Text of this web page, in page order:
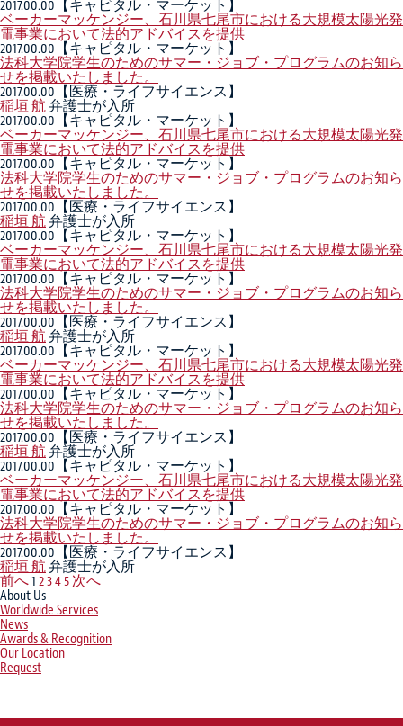
2017.00.00 【キャピタル・マーケット】
ベーカーマッケンジー、石川県七尾市における大規模太陽光発
電事業において法的アドバイスを提供
2017.00.00 【キャピタル・マーケット】
法科大学院学生のためのサマー・ジョブ・プログラムのお知ら
せを掲載いたしました。
2017.00.00 【医療・ライフサイエンス】
稲垣 航弁護士が入所
2017.00.00 【キャピタル・マーケット】
ベーカーマッケンジー、石川県七尾市における大規模太陽光発
電事業において法的アドバイスを提供
2017.00.00 【キャピタル・マーケット】
法科大学院学生のためのサマー・ジョブ・プログラムのお知ら
せを掲載いたしました。
2017.00.00 【医療・ライフサイエンス】
稲垣 航弁護士が入所
2017.00.00 【キャピタル・マーケット】
ベーカーマッケンジー、石川県七尾市における大規模太陽光発
電事業において法的アドバイスを提供
2017.00.00 【キャピタル・マーケット】
法科大学院学生のためのサマー・ジョブ・プログラムのお知ら
せを掲載いたしました。
2017.00.00 【医療・ライフサイエンス】
稲垣 航弁護士が入所
2017.00.00 【キャピタル・マーケット】
ベーカーマッケンジー、石川県七尾市における大規模太陽光発
電事業において法的アドバイスを提供
2017.00.00 【キャピタル・マーケット】
法科大学院学生のためのサマー・ジョブ・プログラムのお知ら
せを掲載いたしました。
2017.00.00 【医療・ライフサイエンス】
稲垣 航弁護士が入所
2017.00.00 【キャピタル・マーケット】
ベーカーマッケンジー、石川県七尾市における大規模太陽光発
電事業において法的アドバイスを提供
2017.00.00 【キャピタル・マーケット】
法科大学院学生のためのサマー・ジョブ・プログラムのお知ら
せを掲載いたしました。
2017.00.00 【医療・ライフサイエンス】
稲垣 航弁護士が入所
前へ1 2345次へ
About Us
Worldwide Services
News
Awards & Recognition
Our Location
Request